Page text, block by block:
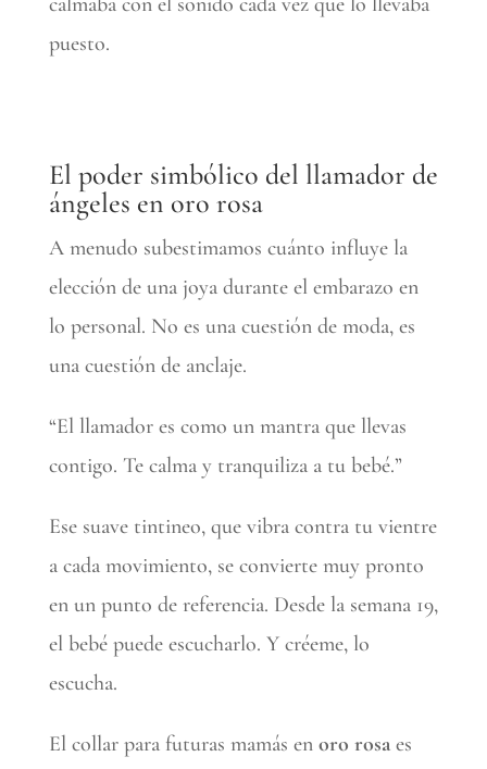
puesto.
El poder simbólico del llamador de
ángeles en oro rosa
A menudo subestimamos cuánto influye la
elección de una joya durante el embarazo en
lo personal. No es una cuestión de moda, es
una cuestión de anclaje.
“El llamador es como un mantra que llevas
contigo. Te calma y tranquiliza a tu bebé.”
Ese suave tintineo, que vibra contra tu vientre
a cada movimiento, se convierte muy pronto
en un punto de referencia. Desde la semana 19,
el bebé puede escucharlo. Y créeme, lo
escucha.
El collar para futuras mamás en oro rosaes